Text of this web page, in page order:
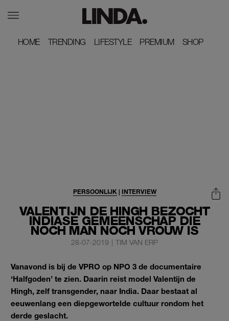
HOME
HOME TRENDING
TRENDING LIFESTYLE
LIFESTYLE PREMIUM
PREMIUM SHOP
SHOP
VALENTIJN DE HINGH BEZOCHT
INDIASE GEMEENSCHAP DIE
NOCH MAN NOCH VROUW IS
PERSOONLIJK| INTERVIEW
28-07-2019 | TIM VAN ERP
Vanavond is bij de VPRO op NPO 3 de documentaire
‘Halfgoden’ te zien. Daarin reist model Valentijn de
Hingh, zelf transgender, naar India. Daar bestaat al
eeuwenlang een diepgewortelde cultuur rondom het
derde geslacht.